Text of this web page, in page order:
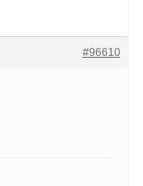
#96610